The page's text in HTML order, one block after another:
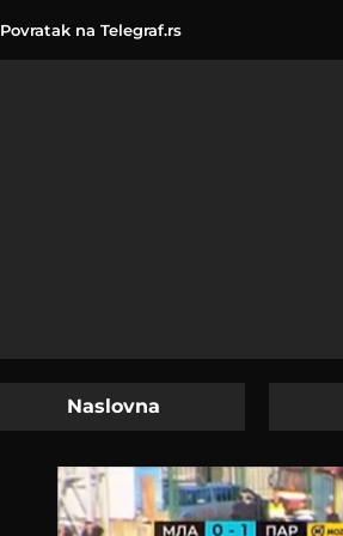
Povratak na Telegraf.rs
Naslovna